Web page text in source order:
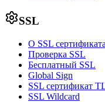
SSL
О SSL
Проверка SSL
Бесплатный SSL
Global Sign
SSL сертификат
SSL Wildcard